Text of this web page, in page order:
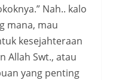
Nah.. kalo
mana, mau
kesejahteraan
Allah Swt., atau
yang penting